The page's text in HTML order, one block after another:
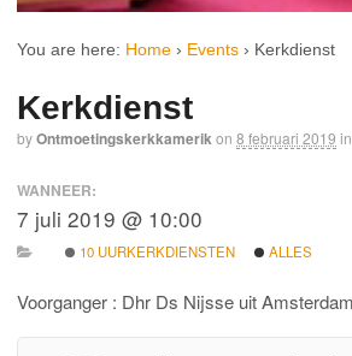
You are here: Home › Events › Kerkdienst
Kerkdienst
byOntmoetingskerkkamerikon 8 februari 2019 in
WANNEER:
7 juli 2019 @ 10:00
10 UURKERKDIENSTEN ALLES
Voorganger : Dhr Ds Nijsse uit Amsterdam